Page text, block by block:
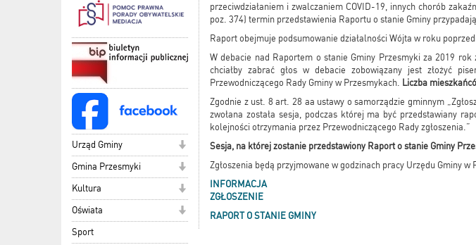
Urząd Gminy
Gmina Przesmyki
Kultura
Oświata
Sport
przeciwdziałaniem i zwalczaniem COVID-19, innych chorób
poz. 374) termin przedstawienia Raportu o stanie Gminy
Raport obejmuje podsumowanie działalności Wójta w roku
W debacie nad Raportem o stanie Gminy Przesmyki za 2019
chciałby zabrać głos w debacie zobowiązany jest złożyć
Przewodniczącego Rady Gminy w Przesmykach. Liczba
Zgodnie z ust. 8 art. 28 aa ustawy o samorządzie gminnym
zwołana została sesja, podczas której ma być przedstawiany
kolejności otrzymania przez Przewodniczącego Rady zgłoszenia.”
Sesja, na której zostanie przedstawiony Raport o stanie Gminy
Zgłoszenia będą przyjmowane w godzinach pracy Urzędu Gminy
INFORMACJA
ZGŁOSZENIE
RAPORT O STANIE GMINY